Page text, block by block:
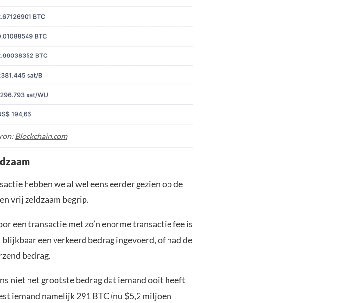
Blockchain.com
hebben we al wel eens eerder gezien op de
vrij zeldzaam begrip.
een transactie met zo’n enorme transactie fee is
een verkeerd bedrag ingevoerd, of had de
bedrag.
niet het grootste bedrag dat iemand ooit heeft
iemand namelijk 291 BTC (nu $5,2 miljoen